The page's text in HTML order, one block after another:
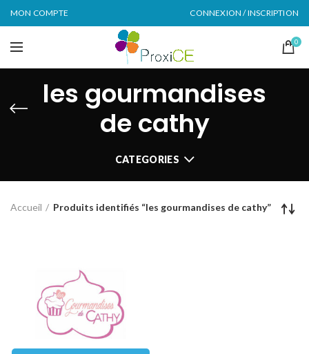
MON COMPTE CONNEXION / INSCRIPTION
0
les gourmandises
de cathy
CATEGORIES
Accueil Produits identifiés “les gourmandises de cathy”